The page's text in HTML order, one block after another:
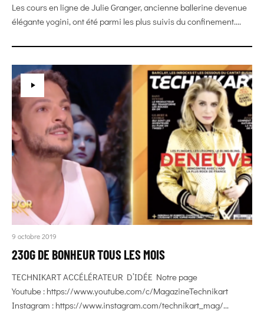
Les cours en ligne de Julie Granger, ancienne ballerine devenue
élégante yogini, ont été parmi les plus suivis du confinement....
9 octobre 2019
230G DE BONHEUR TOUS LES MOIS
TECHNIKART ACCÉLÉRATEUR D’IDÉE Notre page
Youtube : https://www.youtube.com/c/MagazineTechnikart
Instagram : https://www.instagram.com/technikart_mag/...